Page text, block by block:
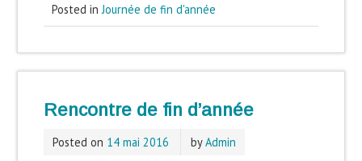
Posted inJournée de fin d'année
Rencontre de fin d’année
Posted on 14 mai 2016 byAdmin